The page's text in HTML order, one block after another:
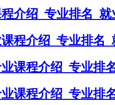
介绍_专业排名_就
程介绍_专业排名_
课程介绍_专业排
课程介绍_专业排